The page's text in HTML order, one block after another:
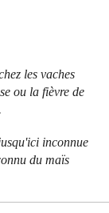
les vaches
ou la fièvre de
inconnue
du maïs